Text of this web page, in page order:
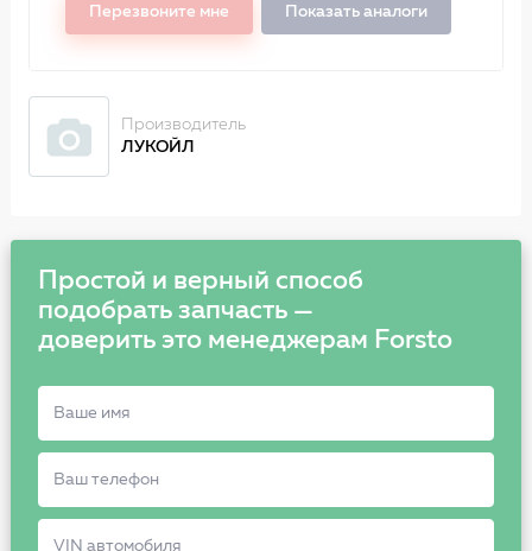
Перезвоните мне Показать аналоги
Производитель
ЛУКОЙЛ
Простой и верный способ
подобрать запчасть —
доверить это менеджерам Forsto